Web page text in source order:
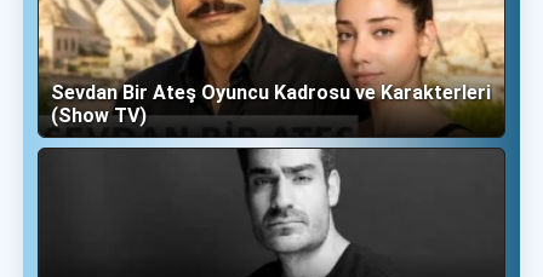
Sevdan Bir Ateş Oyuncu Kadrosu ve Karakterleri
(Show TV)